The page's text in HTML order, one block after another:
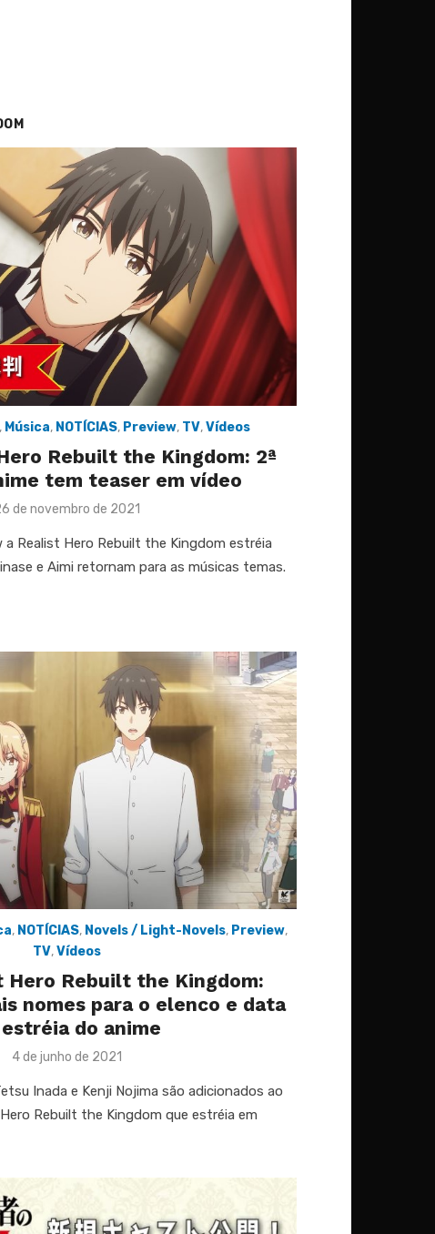
Música, NOTÍCIAS, Preview, TV,Vídeos
Rebuilt the Kingdom: 2ª
tem teaser em vídeo
de novembro de 2021
a Realist Hero Rebuilt the Kingdom estréia
e Aimi retornam para as músicas temas.
, NOTÍCIAS, Novels / Light-Novels, Preview,
TV,Vídeos
Hero Rebuilt the Kingdom:
nomes para o elenco e data
do anime
Posted
4 de junho de 2021
Inada e Kenji Nojima são adicionados ao
Rebuilt the Kingdom que estréia em